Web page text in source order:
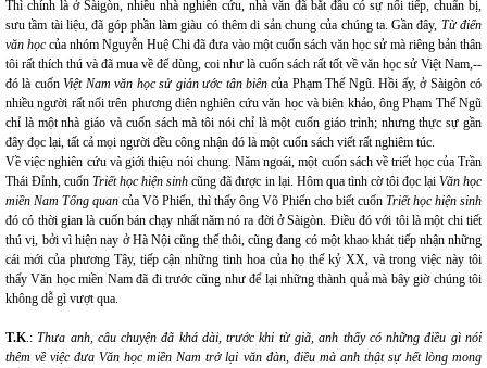
Thì chính là ở Sàigòn, nhiều nhà nghiên cứu, nhà văn đã bắt đầu có sự nối tiếp, chuẩn bị,
sưu tầm tài liệu, đã góp phần làm giàu có thêm di sản chung của chúng ta. Gần đây, Từ điển
văn họccủa nhóm Nguyễn Huệ Chi đã đưa vào một cuốn sách văn học sử mà riêng bản thân
tôi rất thích thú và đã mua về để dùng, coi như là cuốn sách rất tốt về văn học sử Việt Nam,--
đó là cuốnViệt Nam văn học sử giản ước tân biêncủa Phạm Thế Ngũ. Hồi ấy, ở Sàigòn có
nhiều người rất nổi trên phương diện nghiên cứu văn học và biên khảo, ông Phạm Thế Ngũ
chỉ là một nhà giáo và cuốn sách mà tôi nói chỉ là một cuốn giáo trình; nhưng thực sự gần
đây đọc lại, tất cả mọi người đều công nhận đó là một cuốn sách viết rất nghiêm túc.
Về việc nghiên cứu và giới thiệu nói chung. Năm ngoái, một cuốn sách về triết học của Trần
Thái Đỉnh, cuốnTriết học hiện sinh cũng đã được in lại. Hôm qua tình cờ tôi đọc lại Văn học
miền Nam Tổng quan của Võ Phiến, thì thấy ông Võ Phiến cho biết cuốn Triết học hiện sinh
đó có thời gian là cuốn bán chạy nhất năm nó ra đời ở Sàigòn. Điều đó với tôi là một chi tiết
thú vị, bởi vì hiện nay ở Hà Nội cũng thế thôi, cũng đang có một khao khát tiếp nhận những
cái mới của phương Tây, tiếp cận những tinh hoa của họ thế kỷ XX, và trong việc này tôi
thấy Văn học miền Nam đã đi trước cũng như để lại những thành quả mà bây giờ chúng tôi
không dễ gì vượt qua.
T.K.: Thưa anh, câu chuyện đã khá dài, trước khi từ giã, anh thấy có những điều gì nói
thêm về việc đưa Văn học miền Nam trở lại văn đàn, điều mà anh thật sự hết lòng mong